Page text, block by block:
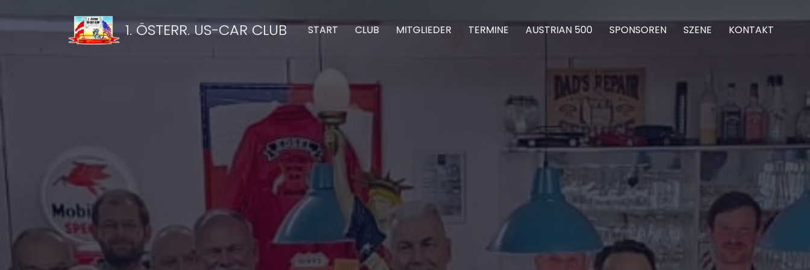
1. ÖSTERR. US-CAR CLUB START CLUB MITGLIEDER TERMINE AUSTRIAN 500 SPONSOREN SZENE KONTAKT